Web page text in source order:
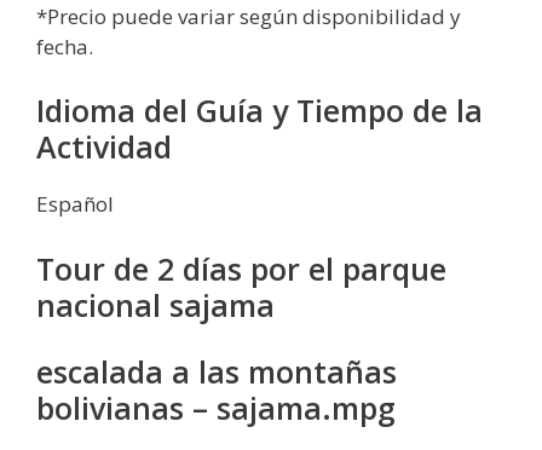
*Precio puede variar según disponibilidad y
fecha.
Idioma del Guía y Tiempo de la
Actividad
Español
Tour de 2 días por el parque
nacional sajama
escalada a las montañas
bolivianas – sajama.mpg